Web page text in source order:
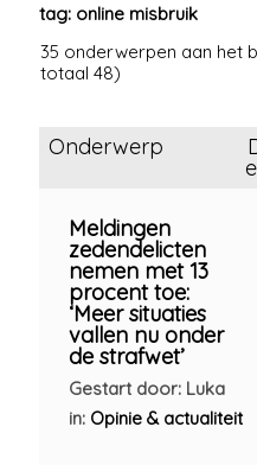
tag: online misbruik
35 onderwerpen aan het
totaal 48)
Onderwerp
Meldingen
zedendelicten
nemen met 13
procent toe:
‘Meer situaties
vallen nu onder
de strafwet’
Gestart door: Luka
in: Opinie & actualiteit